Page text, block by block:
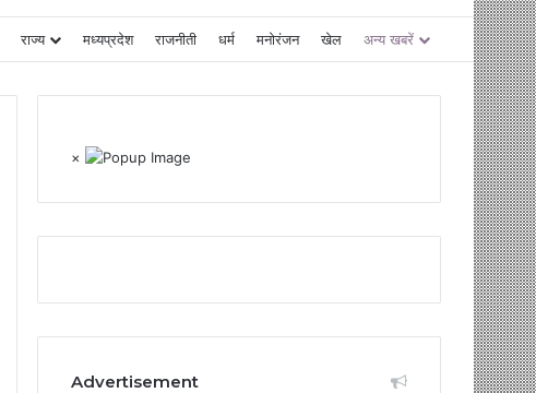
राज्य मध्यप्रदेश राजनीती धर्म मनोरंजन खेल अन्य खबरें
×
Advertisement